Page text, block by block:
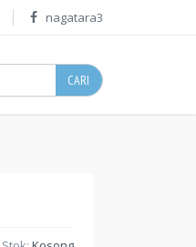
nagatara3
CARI